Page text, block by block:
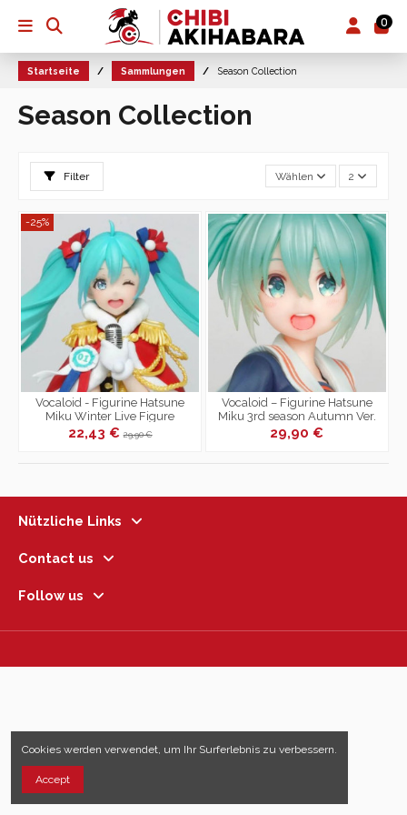
0
Startseite Sammlungen Season Collection
Season Collection
Filter Wählen 2
-25%
Vocaloid - Figurine Hatsune
Miku Winter Live Figure
22,43 €29,90 €
Vocaloid – Figurine Hatsune
Miku 3rd season Autumn Ver.
29,90 €
Nützliche Links
Contact us
Follow us
Cookies werden verwendet, um Ihr Surferlebnis zu verbessern.
Accept